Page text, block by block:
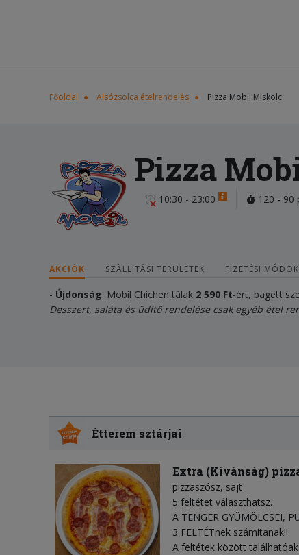
Főoldal Alsózsolca ételrendelés Pizza Mobil Miskolc
Pizza
10:30 - 23:00 120 - 90
AKCIÓK SZÁLLÍTÁSI TERÜLETEK FIZETÉSI MÓDOK
- Újdonság: Mobil Chichen tálak 2 590 Ft-ért, bagett
Desszert, saláta és üdítő rendelése csak egyéb étel
Étterem sztárjai
Extra (Kívánság)
pizzaszósz sajt
5 feltétet választhatsz.
A TENGER GYÜMÖLCSEI,
3 FELTÉTnek számítanak!!
A feltétek között